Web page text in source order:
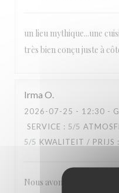
un lieu mythique...une
très bien conçu juste à
Irma O
2026-07-25 - 12:30 -
SERVICE : 5/5
5/5 KWALITEIT / PRIJS :
Nous avons tous aimé